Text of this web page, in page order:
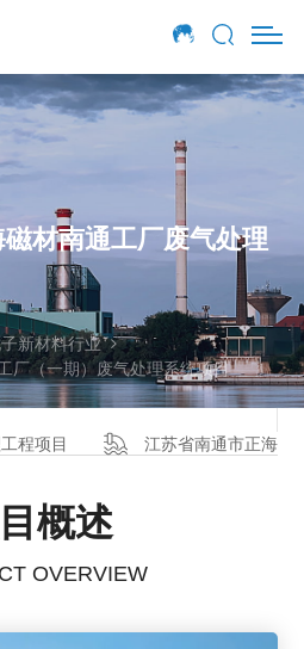
材南通工厂废气处理
新材料行业
厂（一期）废气处理系统项目
程项目
江苏省南通市正海磁
概述
OVERVIEW